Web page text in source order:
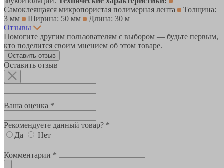
Самоклеящаяся микропористая полимерная лента
Толщина:
3 мм
Ширина: 50 мм
Длина: 30 м
Отзывы
Помогите другим пользователям с выбором — будьте первым,
кто поделится своим мнением об этом товаре.
Оставить отзыв
Оставить отзыв
Ваша оценка *
Рекомендуете данный товар? *
Да
Нет
Комментарии *